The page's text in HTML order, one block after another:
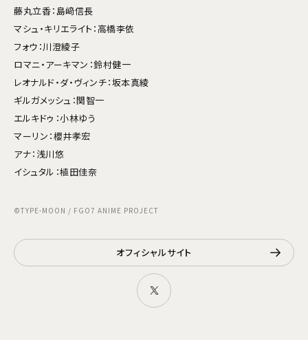
藤丸立香：島﨑信長
マシュ・キリエライト：高橋李依
フォウ：川澄綾子
ロマニ・アーキマン：鈴村健一
レオナルド・ダ・ヴィンチ：坂本真綾
ギルガメッシュ：関智一
エルキドゥ：小林ゆう
マーリン：櫻井孝宏
アナ：浅川悠
イシュタル：植田佳奈
©TYPE-MOON / FGO7 ANIME PROJECT
オフィシャルサイト